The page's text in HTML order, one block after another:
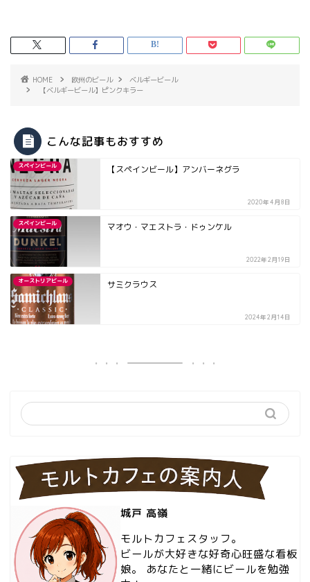
HOME 欧州のビール
ベルギービール
【ベルギービール】ピンクキラー
こんな記事もおすすめ
スペインビール 【スペインビール】アンバーネグラ
2020年4月8日
スペインビール マオウ・マエストラ・ドゥンケル
2022年2月19日
オーストリアビール サミクラウス
2024年2月14日
城戸 高嶺
モルトカフェスタッフ。
ビールが大好きな好奇心旺盛な看板
娘。 あなたと一緒にビールを勉強